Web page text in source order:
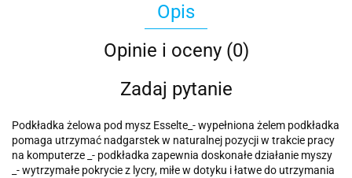
Opis
Opinie i oceny (0)
Zadaj pytanie
Podkładka żelowa pod mysz Esselte_- wypełniona żelem podkładka
pomaga utrzymać nadgarstek w naturalnej pozycji w trakcie pracy
na komputerze _- podkładka zapewnia doskonałe działanie myszy
_- wytrzymałe pokrycie z lycry, miłe w dotyku i łatwe do utrzymania